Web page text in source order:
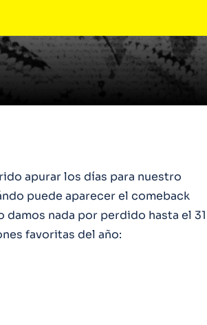
apurar los días para nuestro
puede aparecer el comeback
nada por perdido hasta el 31
favoritas del año: